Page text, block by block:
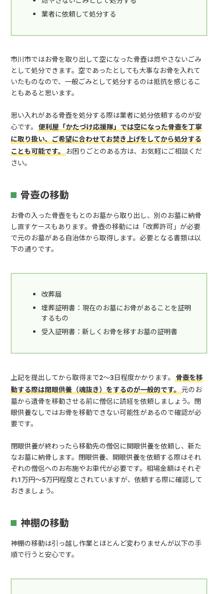
業者に依頼して処分する
市川市ではお骨を取り出して空になった骨壺は燃やさないごみ
として処分できます。空であったとしても大事なお骨を入れて
いたものなので、一般ごみとして処分するのは抵抗を感じるこ
ともあると思います。
思い入れがある骨壺を処分する際は業者に処分依頼するのが安
心です。便利屋「かたづけ応援隊」では空になった骨壺を丁寧
に取り扱い、ご希望に合わせてお焚き上げをしてから処分する
ことも可能です。お困りごとのある方は、お気軽にご相談くだ
さい。
骨壺の移動
お骨の入った骨壺をもとのお墓から取り出し、別のお墓に納骨
し直すケースもあります。骨壺の移動には「改葬許可」が必要
で元のお墓がある自治体から取得します。必要となる書類は以
下の通りです。
改葬届
埋葬証明書：現在のお墓にお骨があることを証明
するもの
受入証明書：新しくお骨を移すお墓の証明書
上記を提出してから取得まで2～3日程度かかります。骨壺を移
動する際は閉眼供養（魂抜き）をするのが一般的です。元のお
墓から遺骨を移動させる前に僧侶に読経を依頼しましょう。閉
眼供養なしではお骨を移動できない可能性があるので確認が必
要です。
閉眼供養が終わったら移動先の僧侶に開眼供養を依頼し、新た
なお墓に納骨します。閉眼供養、開眼供養を依頼する際はそれ
ぞれの僧侶へのお布施やお車代が必要です。相場金額はそれぞ
れ1万円～5万円程度とされていますが、依頼する際に確認して
おきましょう。
神棚の移動
神棚の移動は引っ越し作業とほとんど変わりませんが以下の手
順で行うと安心です。